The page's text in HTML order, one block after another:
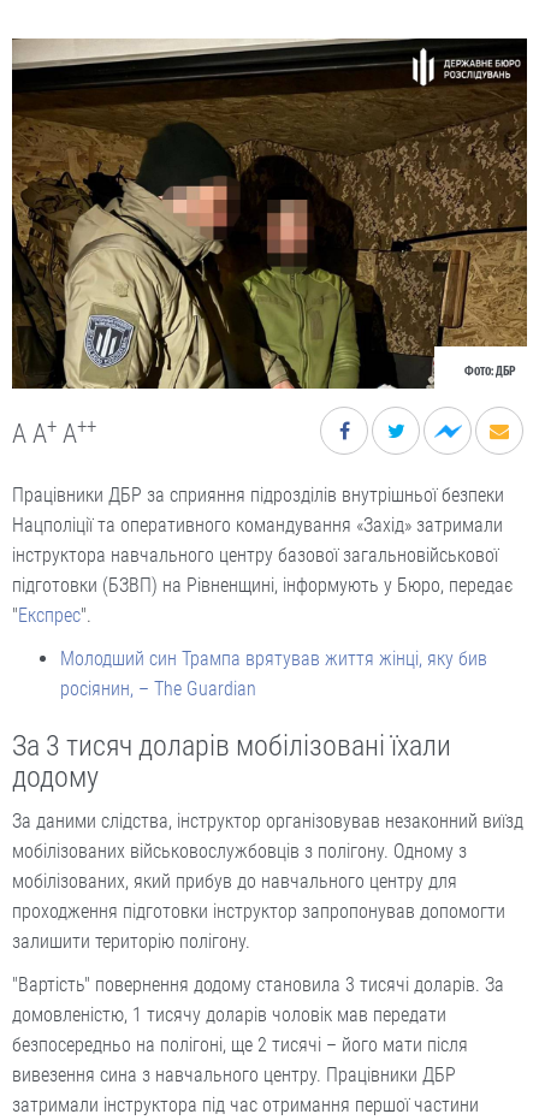
Фото: ДБР
A A+ A++
Працівники ДБР за сприяння підрозділів внутрішньої безпеки
Нацполіції та оперативного командування «Захід» затримали
інструктора навчального центру базової загальновійськової
підготовки (БЗВП) на Рівненщині, інформують у Бюро, передає
"Експрес".
Молодший син Трампа врятував життя жінці, яку бив
росіянин, – The Guardian
За 3 тисяч доларів мобілізовані їхали
додому
За даними слідства, інструктор організовував незаконний виїзд
мобілізованих військовослужбовців з полігону. Одному з
мобілізованих, який прибув до навчального центру для
проходження підготовки інструктор запропонував допомогти
залишити територію полігону.
"Вартість" повернення додому становила 3 тисячі доларів. За
домовленістю, 1 тисячу доларів чоловік мав передати
безпосередньо на полігоні, ще 2 тисячі – його мати після
вивезення сина з навчального центру. Працівники ДБР
затримали інструктора під час отримання першої частини